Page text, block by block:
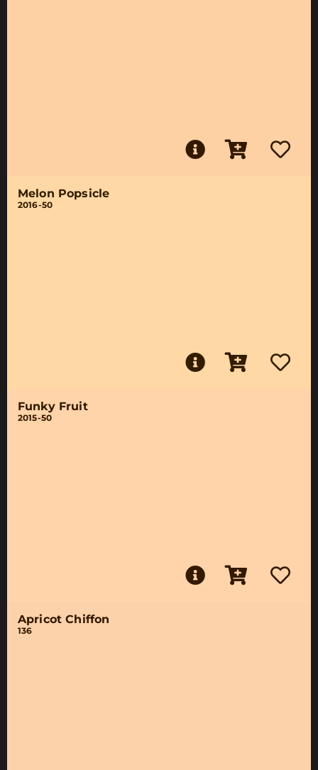
Melon Popsicle
2016-50
Funky Fruit
2015-50
Apricot Chiffon
136